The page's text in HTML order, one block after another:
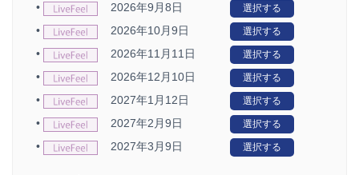
•
2026年9月8日 選択する
• 2026年10月9日 選択する
• 2026年11月11日 選択する
• 2026年12月10日 選択する
• 2027年1月12日 選択する
• 2027年2月9日 選択する
• 2027年3月9日 選択する